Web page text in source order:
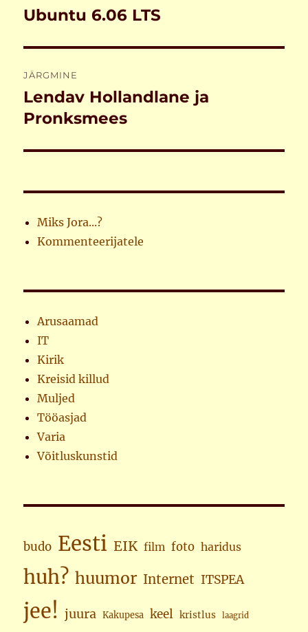
Eelmine
Ubuntu 6.06 LTS
JÄRGMINE
Järgmine
postitus:
Lendav Hollandlane ja
Pronksmees
Miks Jora...?
Kommenteerijatele
Arusaamad
IT
Kirik
Kreisid killud
Muljed
Tööasjad
Varia
Võitluskunstid
budo Eesti EIK film foto haridus
huh? huumor Internet ITSPEA
jee! juura Kakupesa keel kristlus laagrid